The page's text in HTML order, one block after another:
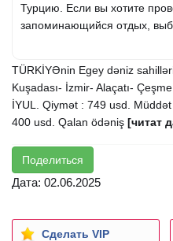
Турцию. Если вы хотите
запоминающийся отдых,
TÜRKİYƏnin Egey dəniz
Kuşadası- İzmir- Alaçatı-
İYUL. Qiymət : 749 usd.
400 usd. Qalan ödəniş [читат
Поделиться
Дата: 02.06.2025
Сделать VIP